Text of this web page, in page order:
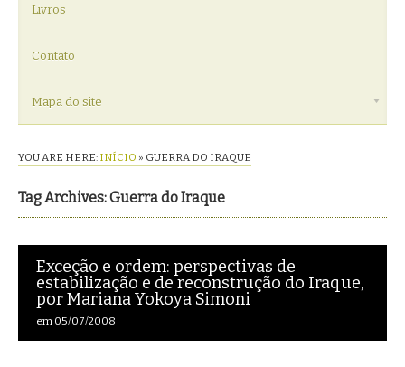
Livros
Contato
Mapa do site
YOU ARE HERE: INÍCIO » GUERRA DO IRAQUE
Tag Archives: Guerra do Iraque
Exceção e ordem: perspectivas de
estabilização e de reconstrução do Iraque,
por Mariana Yokoya Simoni
em 05/07/2008